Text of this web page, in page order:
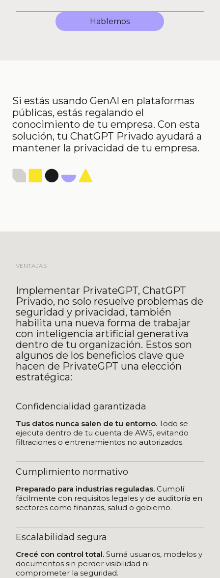
Hablemos
Si estás usando GenAI en plataformas
públicas, estás regalando el
conocimiento de tu empresa. Con esta
solución, tu ChatGPT Privado ayudará a
mantener la privacidad de tu empresa.
VENTAJAS
Implementar PrivateGPT, ChatGPT
Privado, no solo resuelve problemas de
seguridad y privacidad, también
habilita una nueva forma de trabajar
con inteligencia artificial generativa
dentro de tu organización. Estos son
algunos de los beneficios clave que
hacen de PrivateGPT una elección
estratégica:
Confidencialidad garantizada
Tus datos nunca salen de tu entorno. Todo se
ejecuta dentro de tu cuenta de AWS, evitando
filtraciones o entrenamientos no autorizados.
Cumplimiento normativo
Preparado para industrias reguladas. Cumplí
fácilmente con requisitos legales y de auditoría en
sectores como finanzas, salud o gobierno.
Escalabilidad segura
Crecé con control total. Sumá usuarios, modelos y
documentos sin perder visibilidad ni
comprometer la seguridad.